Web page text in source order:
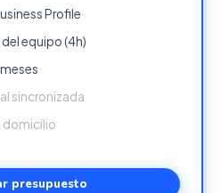
Profile
equipo (4h)
sincronizada
domicilio
presupuesto